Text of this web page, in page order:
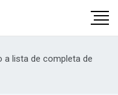
a lista de completa de